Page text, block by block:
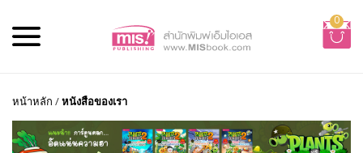
0
หน้าหลัก /หนังสือของเรา